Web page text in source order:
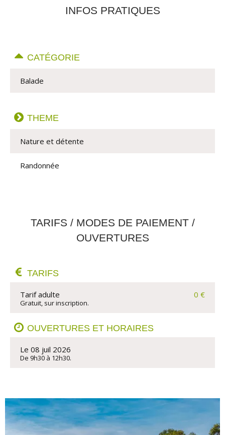
INFOS PRATIQUES
CATÉGORIE
Balade
THEME
Nature et détente
Randonnée
TARIFS / MODES DE PAIEMENT /
OUVERTURES
TARIFS
Tarif adulte 0 €
Gratuit, sur inscription.
OUVERTURES ET HORAIRES
Le 08 juil 2026
De 9h30 à 12h30.